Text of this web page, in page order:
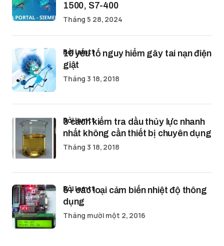
1500, S7-400
Tháng 5 28, 2024
10 yếu tố nguy hiểm gây tai nạn điện
giật
bởi lamtt
Tháng 3 18, 2018
3 cách kiểm tra dầu thủy lực nhanh
nhất không cần thiết bị chuyên dụng
bởi lamtt
Tháng 3 18, 2018
5+ các loại cảm biến nhiệt độ thông
dụng
bởi lamtt
Tháng mười một 2, 2016